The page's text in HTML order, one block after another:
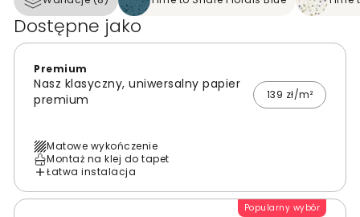
Dostępne jako
Premium
Nasz klasyczny, uniwersalny papier
premium
139 zł/m²
Matowe wykończenie
Montaż na klej do tapet
Łatwa instalacja
Popularny wybór